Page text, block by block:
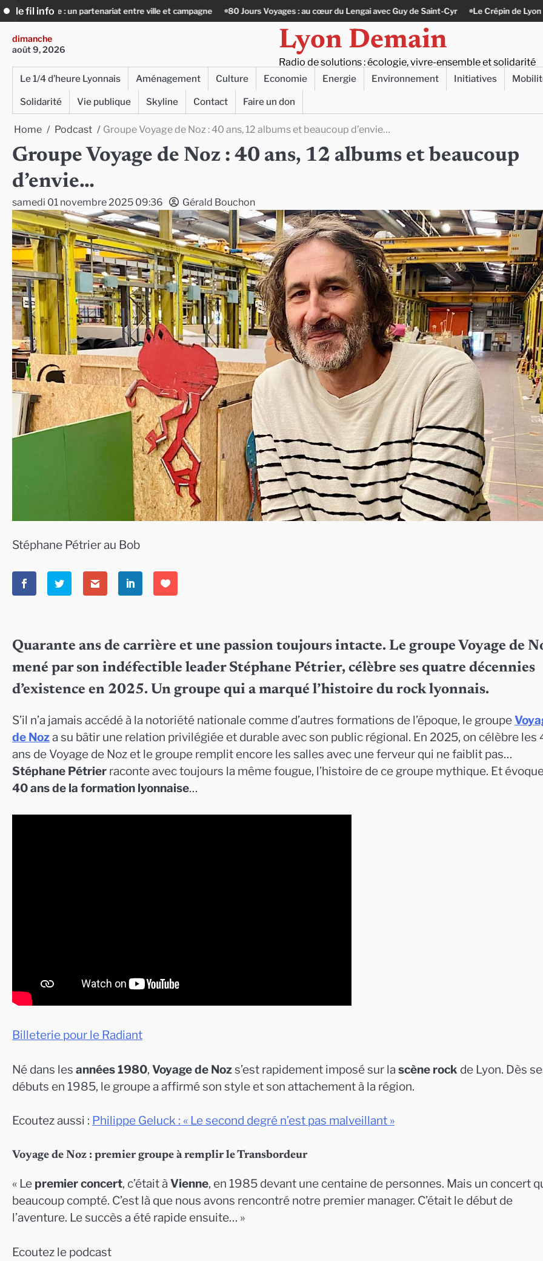
Skip
to
content
le fil infoentre ville et campagne 80 Jours Voyages : au cœur du Lengai avec Guy de Saint-Cyr Le Crépin de Lyon (Maison Baudière) :
dimanche
août 9, 2026
Lyon Demain
Radio de solutions : écologie, vivre-ensemble et solidarité
Le 1/4 d’heure Lyonnais Aménagement Culture Economie Energie Environnement Initiatives
Solidarité
Vie publique Skyline Contact Faire un don
Home Podcast Groupe Voyage de Noz : 40 ans, 12 albums et beaucoup d’envie…
Groupe Voyage de Noz : 40 ans, 12 albums et beaucoup
d’envie…
samedi 01 novembre 2025 09:36 Gérald Bouchon
Stéphane Pétrier au Bob
Quarante ans de carrière et une passion toujours intacte. Le groupe Voyage de
mené par son indéfectible leader Stéphane Pétrier, célèbre ses quatre décennies
d’existence en 2025. Un groupe qui a marqué l’histoire du rock lyonnais.
S’il n’a jamais accédé à la notoriété nationale comme d’autres formations de l’époque, le groupe
de Noza su bâtir une relation privilégiée et durable avec son public régional. En 2025, on célèbre les
ans de Voyage de Noz et le groupe remplit encore les salles avec une ferveur qui ne faiblit pas…
Stéphane Pétrier raconte avec toujours la même fougue, l’histoire de ce groupe mythique. Et
40 ans de la formation lyonnaise…
Billeterie pour le Radiant
Né dans les années 1980, Voyage de Nozs’est rapidement imposé sur la scène rock de Lyon. Dès
débuts en 1985, le groupe a affirmé son style et son attachement à la région.
Ecoutez aussi : Philippe Geluck : « Le second degré n’est pas malveillant »
Voyage de Noz : premier groupe à remplir le Transbordeur
« Le premier concert, c’était à Vienne, en 1985 devant une centaine de personnes. Mais un concert
beaucoup compté. C’est là que nous avons rencontré notre premier manager. C’était le début de
l’aventure. Le succès a été rapide ensuite… »
Ecoutez le podcast